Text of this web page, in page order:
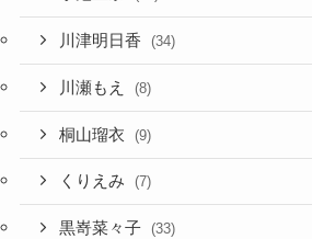
川津明日香 (34)
川瀬もえ (8)
桐山瑠衣 (9)
くりえみ (7)
黒嵜菜々子 (33)